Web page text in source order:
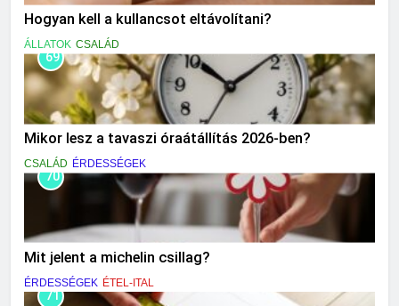
Hogyan kell a kullancsot eltávolítani?
ÁLLATOK CSALÁD
69
Mikor lesz a tavaszi óraátállítás 2026-ben?
CSALÁD ÉRDESSÉGEK
70
Mit jelent a michelin csillag?
ÉRDESSÉGEK ÉTEL-ITAL
71